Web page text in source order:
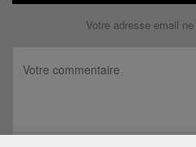
Votre adresse email